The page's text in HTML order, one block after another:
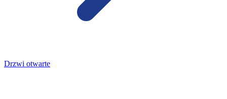
Drzwi otwarte